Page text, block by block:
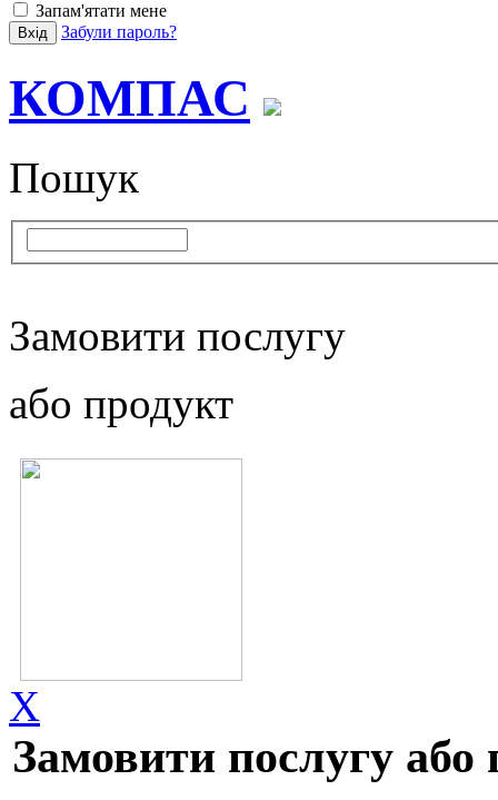
Запам'ятати мене
Забули пароль?
КОМПАС
Пошук
Замовити послугу
або продукт
X
Замовити послугу або